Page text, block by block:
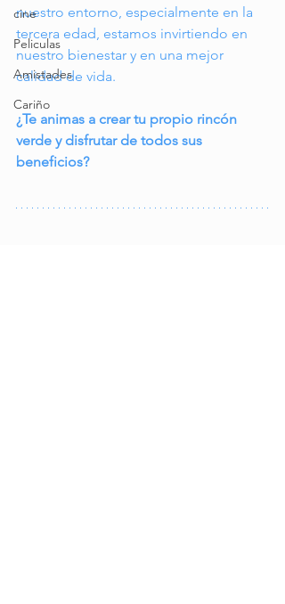
cine
Peliculas
Amistades
Cariño
nuestro entorno, especialmente en la
tercera edad, estamos invirtiendo en
nuestro bienestar y en una mejor
calidad de vida.
¿Te animas a crear tu propio rincón
verde y disfrutar de todos sus
beneficios?